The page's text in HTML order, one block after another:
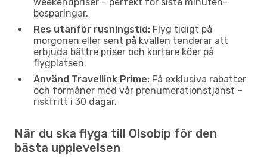
besparingar.
Res utanför rusningstid: Flyg tidigt på
morgonen eller sent på kvällen tenderar att
erbjuda bättre priser och kortare köer på
flygplatsen.
Använd Travellink Prime: Få exklusiva rabatter
och förmåner med vår prenumerationstjänst –
riskfritt i 30 dagar.
När du ska flyga till Olsobip för den
bästa upplevelsen